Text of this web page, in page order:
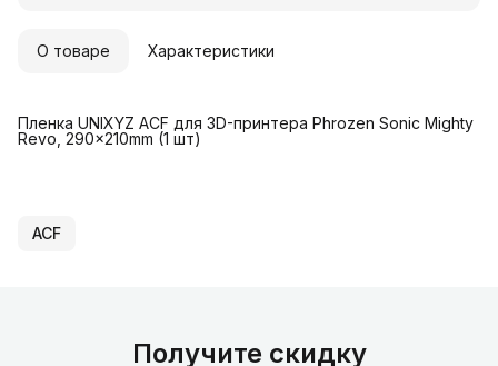
О товаре Характеристики
Пленка UNIXYZ ACF для 3D-принтера Phrozen Sonic Mighty
Revo, 290x210mm (1 шт)
ACF
Получите скидку